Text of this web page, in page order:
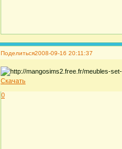
Поделиться2008-09-16 20:11:37
Скачать
0